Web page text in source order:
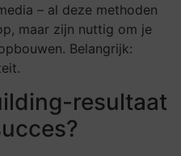
– al deze methoden
maar zijn nuttig om je
Belangrijk:
resultaat